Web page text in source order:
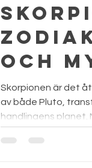
och
♏✨
Skorpionen är det
av både Pluto,
handlingens planet.